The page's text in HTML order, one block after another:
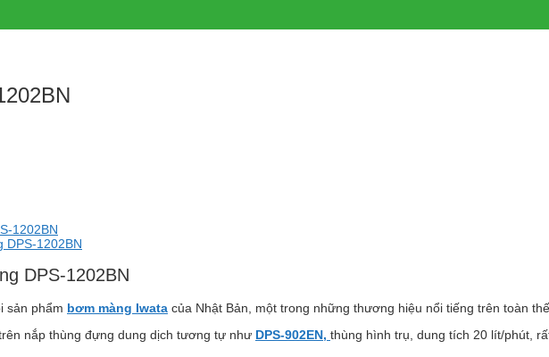
1202BN
DPS-1202BN
DPS-1202BN
sản phẩm bơm màng Iwata của Nhật Bản, một trong những thương hiệu nổi tiếng trên toàn
nắp thùng đựng dung dịch tương tự như DPS-902EN, thùng hình trụ, dung tích 20 lít/phút,